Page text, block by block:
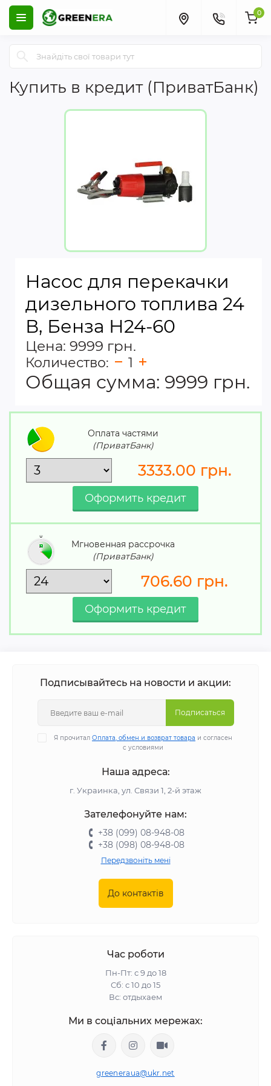
0
Купить в кредит (ПриватБанк)
Насос для перекачки
дизельного топлива 24
В, Бенза Н24-60
Цена: 9999 грн.
Количество: 1
Общая сумма: 9999 грн.
Оплата частями
(ПриватБанк)
3333.00 грн.
Мгновенная рассрочка
(ПриватБанк)
706.60 грн.
Подписывайтесь на новости и акции:
Подписаться
Я прочитал Оплата, обмен и возврат товара и согласен
с условиями
Наша адреса:
г. Украинка, ул. Связи 1, 2-й этаж
Зателефонуйте нам:
+38 (099) 08-948-08
+38 (098) 08-948-08
Передзвоніть мені
До контактів
Час роботи
Пн-Пт: с 9 до 18
Сб: с 10 до 15
Вс: отдыхаем
Ми в соціальних мережах:
greeneraua@ukr.net